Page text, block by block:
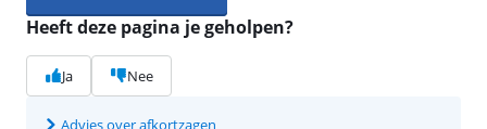
Heeft deze pagina je geholpen?
Ja Nee
Advies over afkortzagen